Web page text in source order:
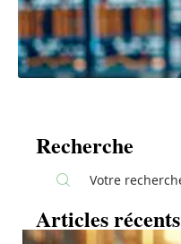
Recherche
Articles récents